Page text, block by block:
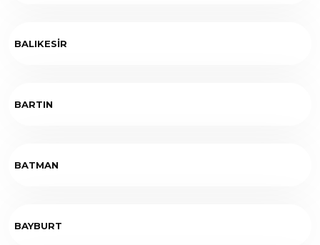
BALIKESİR
BARTIN
BATMAN
BAYBURT